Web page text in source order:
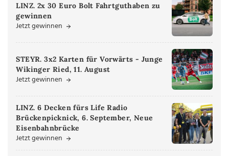
LINZ. 2x 30 Euro Bolt Fahrtguthaben zu
gewinnen
Jetzt gewinnen
STEYR. 3x2 Karten für Vorwärts - Junge
Wikinger Ried, 11. August
Jetzt gewinnen
LINZ. 6 Decken fürs Life Radio
Brückenpicknick, 6. September, Neue
Eisenbahnbrücke
Jetzt gewinnen